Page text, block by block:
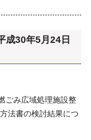
成30年5月24日
ごみ広域処理施設整
法書の検討結果につ